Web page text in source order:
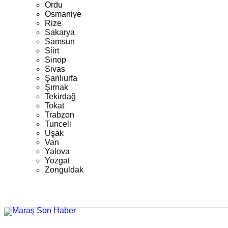
Ordu
Osmaniye
Rize
Sakarya
Samsun
Siirt
Sinop
Sivas
Şanlıurfa
Şırnak
Tekirdağ
Tokat
Trabzon
Tunceli
Uşak
Van
Yalova
Yozgat
Zonguldak